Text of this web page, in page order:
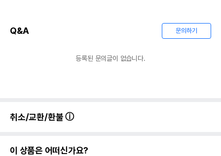
Q&A 문의하기
등록된 문의글이 없습니다.
취소/교환/환불
이 상품은 어떠신가요?